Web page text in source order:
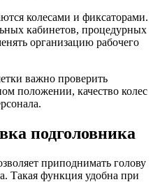
колесами и фиксаторами.
кабинетов, процедурных
организацию рабочего
важно проверить
положении, качество колес
подголовника
приподнимать голову
Такая функция удобна при